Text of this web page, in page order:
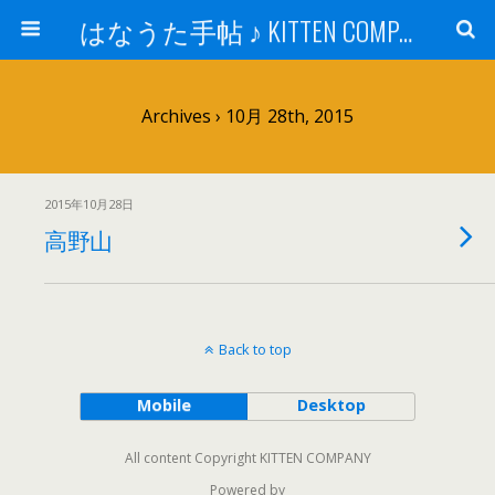
はなうた手帖 ♪ KITTEN COMPANY
Archives › 10月 28th, 2015
2015年10月28日
高野山
Back to top
Mobile Desktop
All content Copyright KITTEN COMPANY
Powered by